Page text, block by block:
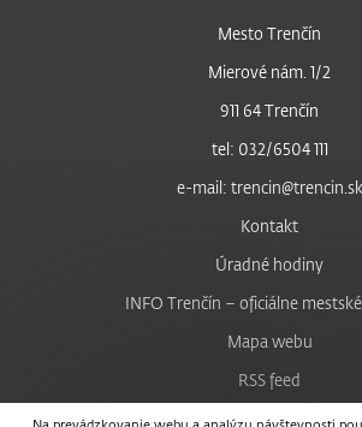
Mesto Trenčín
Mierové nám. 1/2
911 64 Trenčín
tel: 032/6504 111
e-mail: trencin@trencin.sk
Kontakt
Úradné hodiny
INFO Trenčín – oficiálne
Mapa webu
RSS feed
Nastavenie cookies